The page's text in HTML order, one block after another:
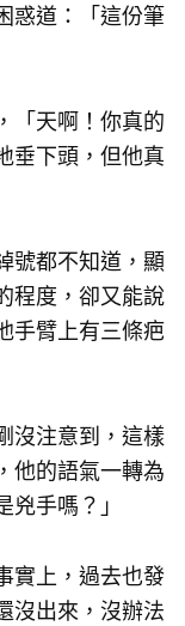
道：「這份筆
天啊！你真的
垂下頭，但他真
都不知道，顯
程度，卻又能說
手臂上有三條疤
注意到，這樣
他的語氣一轉為
手嗎？」
上，過去也發
沒出來，沒辦法